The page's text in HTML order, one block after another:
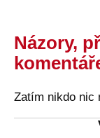
Názory,
Zatím nikdo nic